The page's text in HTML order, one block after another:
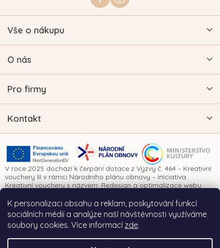
K personalizaci obsahu a reklam, poskytování funkcí
sociálních médií a analýze naší návštěvnosti využíváme
soubory cookies. Více informací zde.
Vše o nákupu
O nás
Pro firmy
Kontakt
V roce 2025 dochází k čerpání dotace z Výzvy č. 464 – Kreativní
vouchery III v rámci Národního plánu obnovy – iniciativa
Kreativní vouchery s názvem: Redesign a optimalizace webu
spoluúčasti Evropské unie prostřednictvím Národního plánu
obnovy a Ministerstva kultury České republiky.